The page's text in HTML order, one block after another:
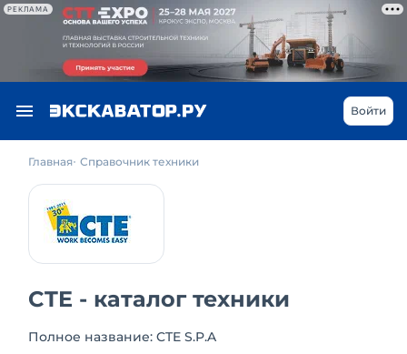
РЕКЛАМА
Войти
Главная Справочник техники
CTE - каталог техники
Полное название: CTE S.P.A